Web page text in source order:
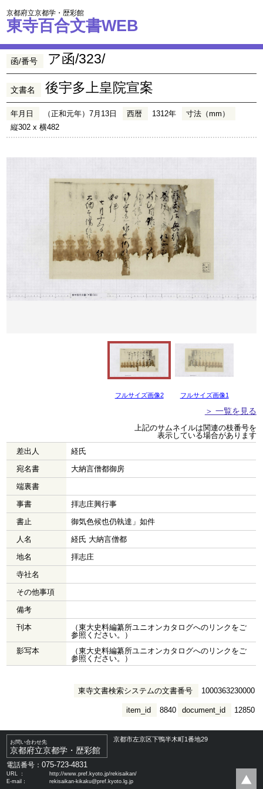
京都府立京都学・歴彩館
東寺百合文書WEB
函/番号 ア函/323/
文書名 後宇多上皇院宣案
年月日 （正和元年）7月13日 西暦 1312年
寸法（mm）
縦302 x 横482
フルサイズ画像2 フルサイズ画像1
＞ 一覧を見る
上記のサムネイルは関連の枝番号を
表示している場合があります
差出人
経氏
宛名書
大納言僧都御房
端裏書
事書
拝志庄興行事
書止
御気色候也仍執達」如件
人名
経氏 大納言僧都
地名
拝志庄
寺社名
その他事項
備考
刊本
（東大史料編纂所ユニオンカタログへのリンクをご
参照ください。）
影写本
（東大史料編纂所ユニオンカタログへのリンクをご
参照ください。）
東寺文書検索システムの文書番号 1000363230000
document_id 12850
item_id 8840
お問い合わせ先
京都府立京都学・歴彩館
京都市左京区下鴨半木町1番地29
電話番号：075-723-4831
URL ：
http://www.pref.kyoto.jp/rekisaikan/
E-mail：
rekisaikan-kikaku@pref.kyoto.lg.jp